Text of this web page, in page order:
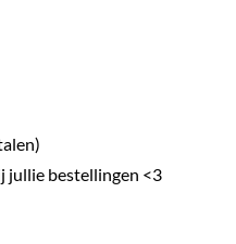
jullie bestellingen <3